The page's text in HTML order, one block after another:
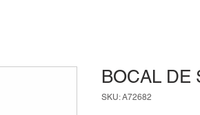
BOCAL DE
SKU: A72682